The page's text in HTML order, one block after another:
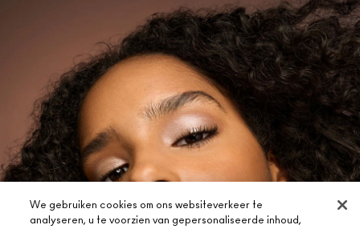
We gebruiken cookies om ons websiteverkeer te
analyseren, u te voorzien van gepersonaliseerde inhoud,